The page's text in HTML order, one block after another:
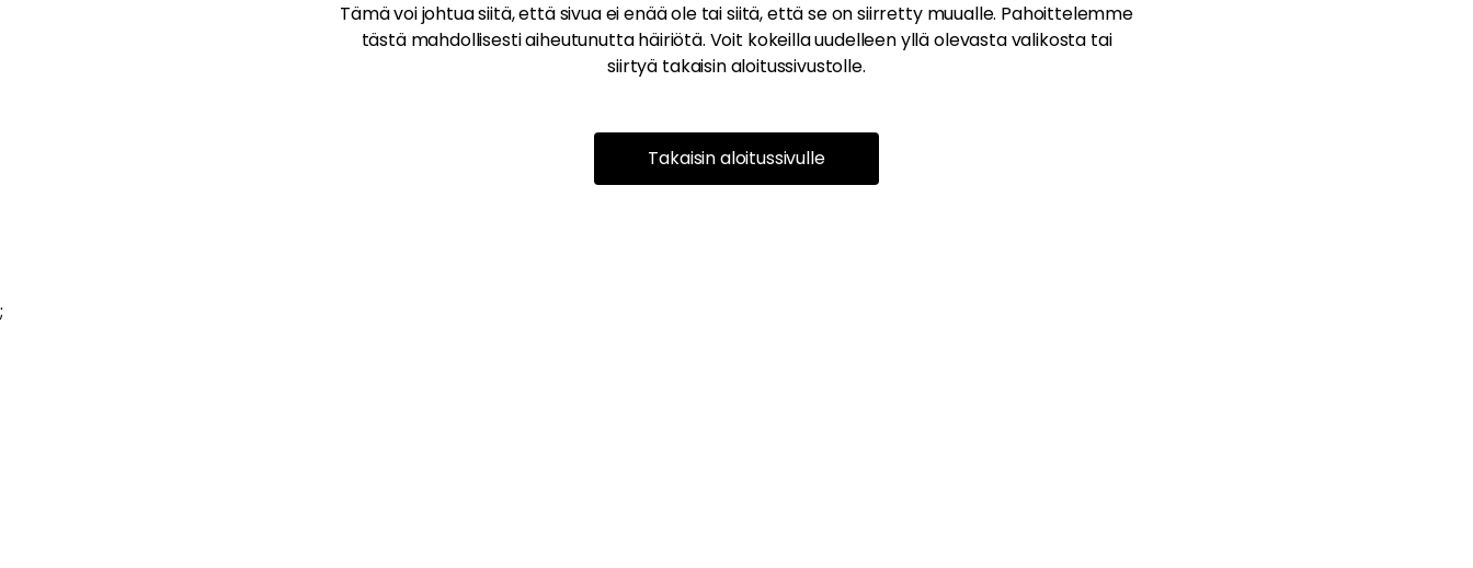
Tämä voi johtua siitä, että sivua ei enää ole tai siitä, että se on siirretty muualle. Pahoittelemme
tästä mahdollisesti aiheutunutta häiriötä. Voit kokeilla uudelleen yllä olevasta valikosta tai
siirtyä takaisin aloitussivustolle.
Takaisin aloitussivulle
;